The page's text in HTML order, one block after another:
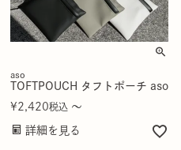
aso
TOFTPOUCH タフトポーチ aso
¥2,420税込 〜
詳細を見る